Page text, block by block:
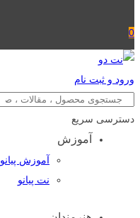
0
ورود و ثبت نام
دسترسی سریع
آموزش
آموزش پیانو
نت پیانو